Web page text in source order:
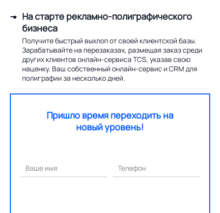
На старте рекламно-полиграфического
бизнеса
Получите быстрый выхлоп от своей клиентской базы.
Зарабатывайте на перезаказах, размещая заказ среди
других клиентов онлайн-сервиса TCS, указав свою
наценку. Ваш собственный онлайн-сервис и CRM для
полиграфии за несколько дней.
Пришло время переходить на
новый уровень!
Ваше имя Телефон